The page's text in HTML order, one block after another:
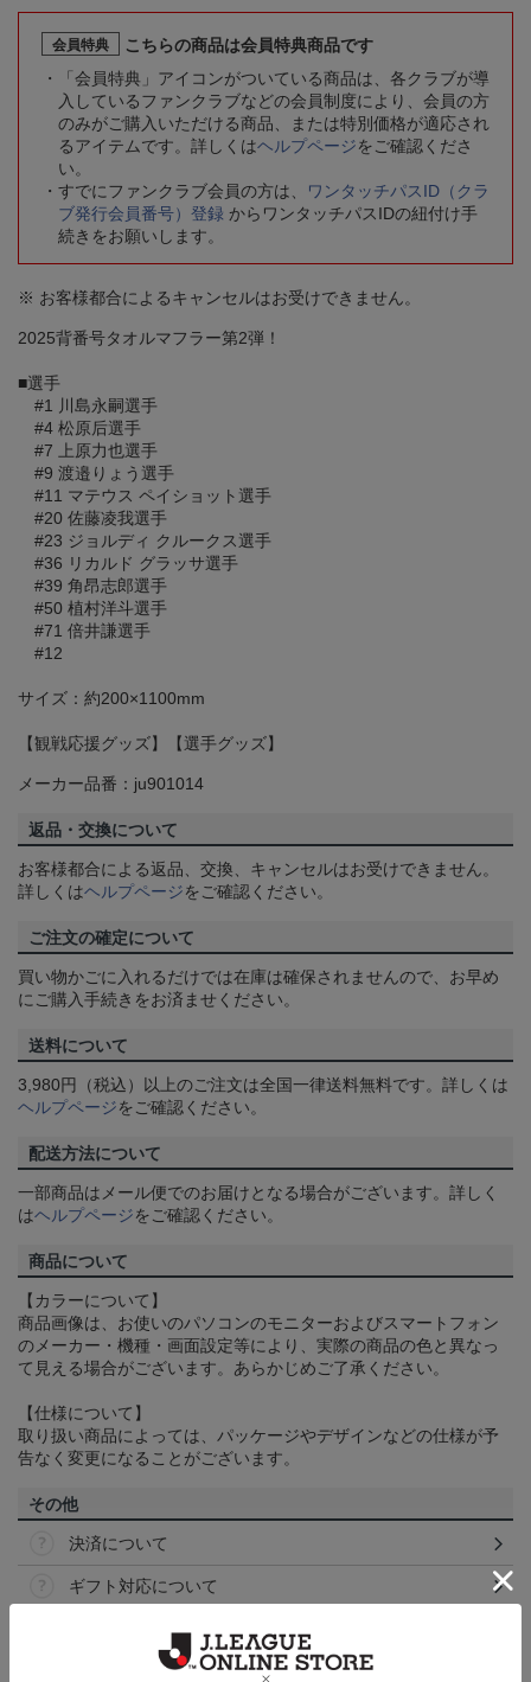
会員特典
こちらの商品は会員特典商品です
「会員特典」アイコンがついている商品は、各クラブが導
入しているファンクラブなどの会員制度により、会員の方
のみがご購入いただける商品、または特別価格が適応され
るアイテムです。詳しくはヘルプページをご確認くださ
い。
すでにファンクラブ会員の方は、
ワンタッチパスID（クラ
ブ発行会員番号）登録 からワンタッチパスIDの紐付け手
続きをお願いします。
※ お客様都合によるキャンセルはお受けできません。
2025背番号タオルマフラー第2弾！
■選手
#1 川島永嗣選手
#4 松原后選手
#7 上原力也選手
#9 渡邉りょう選手
#11 マテウス ペイショット選手
#20 佐藤凌我選手
#23 ジョルディ クルークス選手
#36 リカルド グラッサ選手
#39 角昂志郎選手
#50 植村洋斗選手
#71 倍井謙選手
#12
サイズ：約200×1100mm
【観戦応援グッズ】【選手グッズ】
メーカー品番：ju901014
返品・交換について
お客様都合による返品、交換、キャンセルはお受けできません。
詳しくはヘルプページをご確認ください。
ご注文の確定について
買い物かごに入れるだけでは在庫は確保されませんので、お早め
にご購入手続きをお済ませください。
送料について
3,980円（税込）以上のご注文は全国一律送料無料です。詳しくは
ヘルプページをご確認ください。
配送方法について
一部商品はメール便でのお届けとなる場合がございます。詳しく
はヘルプページをご確認ください。
商品について
【カラーについて】
商品画像は、お使いのパソコンのモニターおよびスマートフォン
のメーカー・機種・画面設定等により、実際の商品の色と異なっ
て見える場合がございます。あらかじめご了承ください。
【仕様について】
取り扱い商品によっては、パッケージやデザインなどの仕様が予
告なく変更になることがございます。
その他
決済について
ギフト対応について